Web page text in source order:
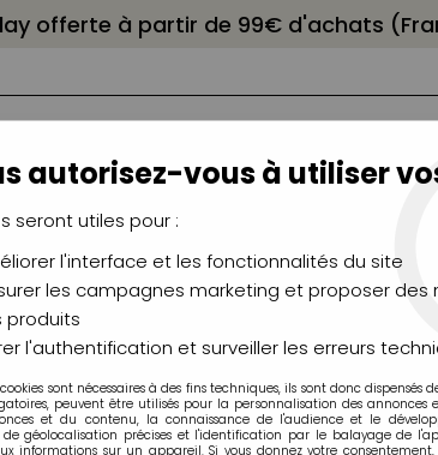
offerte à partir de 99€ d'achats
CHÂSSIS
CHEVALETS
AÉROGRAPHIE
MODÉLISME
Marqueurs à alcool Promarker>PROMARKER
autorisez-vous à utiliser
seront utiles pour :
l'interface et les fonctionnalités du site
les campagnes marketing et proposer des
produits
l'authentification et surveiller les erreurs
sont nécessaires à des fins techniques, ils sont donc dispensés
peuvent être utilisés pour la personnalisation des annonces
et du contenu, la connaissance de l'audience et le
de géolocalisation précises et l'identification par le balayage de
informations sur un appareil. Si vous donnez votre